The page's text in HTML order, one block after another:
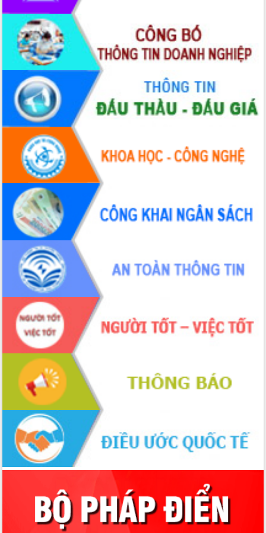
trưởng đạt 5,86% trong năm 2026
UBND tỉnh Đắk Lắk triển khai công tác
quốc phòng, quân sự địa phương năm
2026
Đắk Lắk tập trung toàn lực khắc phục
tồn tại IUU, sẵn sàng làm việc với
Đoàn thanh tra EC
Chủ tịch UBND tỉnh Tạ Anh Tuấn thăm,
chúc mừng các bệnh viện nhân Ngày
Thầy thuốc Việt Nam
Rộn ràng lễ hội truyền thống Sông
nước Đà Nông lần thứ I năm 2026
Kỳ họp Chuyên đề lần thứ Năm, HĐND
tỉnh Đắk Lắk thông qua các nghị quyết
quan trọng
Thống nhất danh sách giới thiệu ứng
cử đại biểu Quốc hội khoá XVI và đại
biểu HĐND tỉnh Đắk Lắk, nhiệm kỳ
2026-2031
Phát động hai phong trào thi đua quan
trọng trong kỷ nguyên mới
Hội nghị lần thứ tư Ban Chỉ đạo công
tác bầu cử tỉnh Đắk Lắk
Hội nghị Báo cáo viên Trung ương
tháng 01/2026
Phó Thủ tướng Hồ Quốc Dũng đánh giá
cao kết quả Chiến dịch Quang Trung
tại Đắk Lắk
Hội nghị Ban Chấp hành Đảng bộ tỉnh
Đắk Lắk lần thứ 2 (mở rộng)
Tập trung giải phóng mặt bằng, đẩy
nhanh tiến độ Tuyến đường bộ ven
biển
Gỡ khó, khởi công xây dựng, sửa chữa
toàn bộ nhà ở cho hộ dân đúng tiến độ
đề ra
UBND tỉnh Đắk Lắk tổng kết công tác
quốc phòng, quân sự địa phương năm
Tập trung triển khai quyết liệt, đồng bộ
các giải pháp nhằm thực hiện hiệu quả